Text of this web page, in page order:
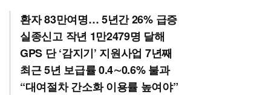
환자 83만여명… 5년간 26% 급증
실종신고 작년 1만2479명 달해
GPS 단 ‘감지기’ 지원사업 7년째
최근 5년 보급률 0.4∼0.6% 불과
“대여절차 간소화 이용률 높여야”